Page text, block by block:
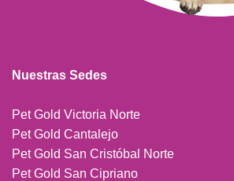
Nuestras Sedes
Pet Gold Victoria Norte
Pet Gold Cantalejo
Pet Gold San Cristóbal Norte
Pet Gold San Cipriano